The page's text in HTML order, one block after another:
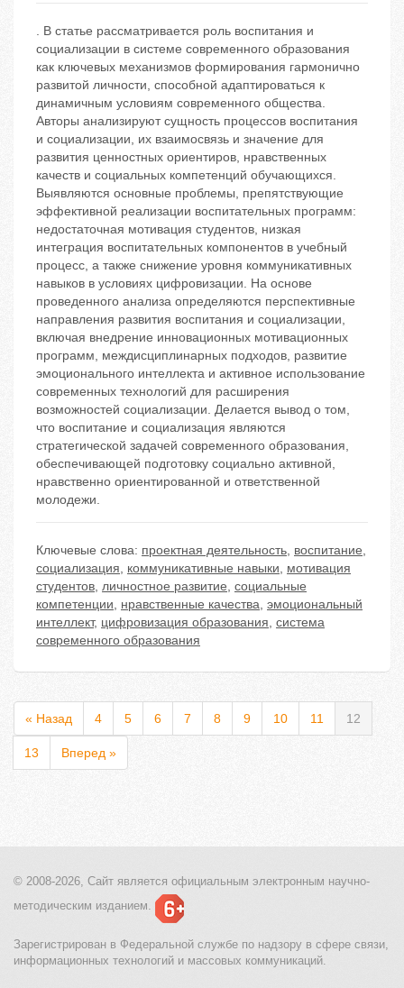
. В статье рассматривается роль воспитания и
социализации в системе современного образования
как ключевых механизмов формирования гармонично
развитой личности, способной адаптироваться к
динамичным условиям современного общества.
Авторы анализируют сущность процессов воспитания
и социализации, их взаимосвязь и значение для
развития ценностных ориентиров, нравственных
качеств и социальных компетенций обучающихся.
Выявляются основные проблемы, препятствующие
эффективной реализации воспитательных программ:
недостаточная мотивация студентов, низкая
интеграция воспитательных компонентов в учебный
процесс, а также снижение уровня коммуникативных
навыков в условиях цифровизации. На основе
проведенного анализа определяются перспективные
направления развития воспитания и социализации,
включая внедрение инновационных мотивационных
программ, междисциплинарных подходов, развитие
эмоционального интеллекта и активное использование
современных технологий для расширения
возможностей социализации. Делается вывод о том,
что воспитание и социализация являются
стратегической задачей современного образования,
обеспечивающей подготовку социально активной,
нравственно ориентированной и ответственной
молодежи.
Ключевые слова: проектная деятельность, воспитание,
социализация, коммуникативные навыки, мотивация
студентов, личностное развитие, социальные
компетенции, нравственные качества, эмоциональный
интеллект, цифровизация образования, система
современного образования
« Назад 4 5 6 7 8 9 10 11 12
13 Вперед »
© 2008-2026, Сайт является официальным электронным научно-
методическим изданием.
Зарегистрирован в Федеральной службе по надзору в сфере связи,
информационных технологий и массовых коммуникаций.